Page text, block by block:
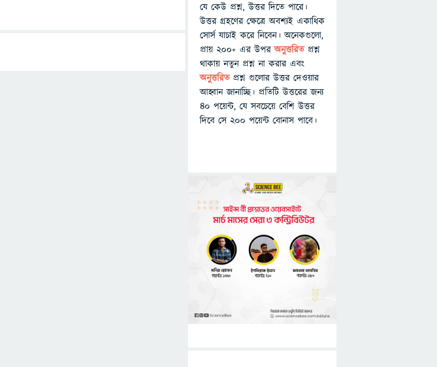
যে কেউ প্রশ্ন, উত্তর দিতে পারে।
উত্তর গ্রহণের ক্ষেত্রে অবশ্যই একাধিক
সোর্স যাচাই করে নিবেন। অনেকগুলো,
প্রায় ২০০+ এর উপরঅনুত্তরিতপ্রশ্ন
থাকায় নতুন প্রশ্ন না করার এবং
অনুত্তরিত প্রশ্ন গুলোর উত্তর দেওয়ার
আহ্বান জানাচ্ছি। প্রতিটি উত্তরের জন্য
৪০ পয়েন্ট, যে সবচেয়ে বেশি উত্তর
দিবে সে ২০০ পয়েন্ট বোনাস পাবে।